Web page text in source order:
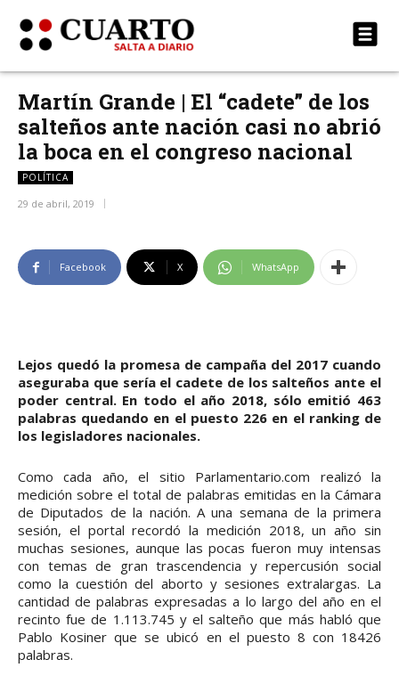
Martín Grande | El “cadete” de los
salteños ante nación casi no abrió
la boca en el congreso nacional
POLÍTICA
29 de abril, 2019
Facebook X WhatsApp
Lejos quedó la promesa de campaña del 2017 cuando
aseguraba que sería el cadete de los salteños ante el
poder central. En todo el año 2018, sólo emitió 463
palabras quedando en el puesto 226 en el ranking de
los legisladores nacionales.
Como cada año, el sitio Parlamentario.com realizó la
medición sobre el total de palabras emitidas en la Cámara
de Diputados de la nación. A una semana de la primera
sesión, el portal recordó la medición 2018, un año sin
muchas sesiones, aunque las pocas fueron muy intensas
con temas de gran trascendencia y repercusión social
como la cuestión del aborto y sesiones extralargas. La
cantidad de palabras expresadas a lo largo del año en el
recinto fue de 1.113.745 y el salteño que más habló que
Pablo Kosiner que se ubicó en el puesto 8 con 18426
palabras.